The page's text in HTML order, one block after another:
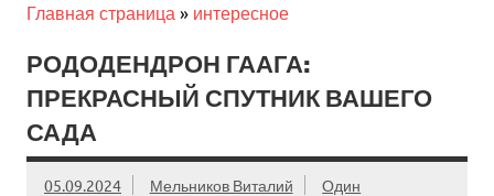
Главная страница » интересное
РОДОДЕНДРОН ГААГА:
ПРЕКРАСНЫЙ СПУТНИК ВАШЕГО
САДА
05.09.2024 Мельников Виталий
Один